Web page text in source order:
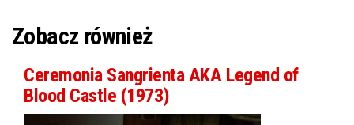
Zobacz również
Ceremonia Sangrienta AKA Legend of
Blood Castle (1973)